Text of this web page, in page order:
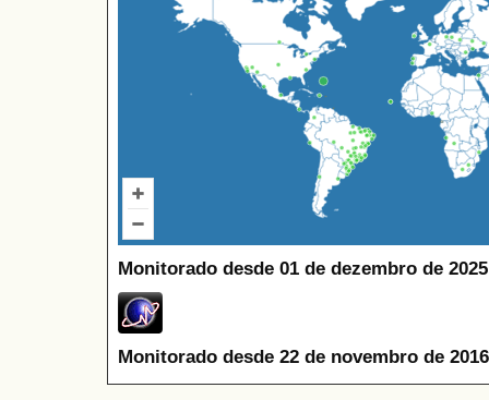
Monitorado desde 01 de dezembro de
Monitorado desde 22 de novembro de